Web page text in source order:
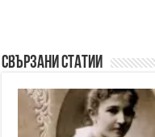
Свързани статии